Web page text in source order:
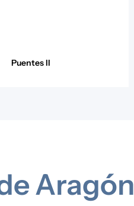
Puentes II
Programa integral para la
inclusión activa, el acceso
al empleo, la dinamización
Aragón